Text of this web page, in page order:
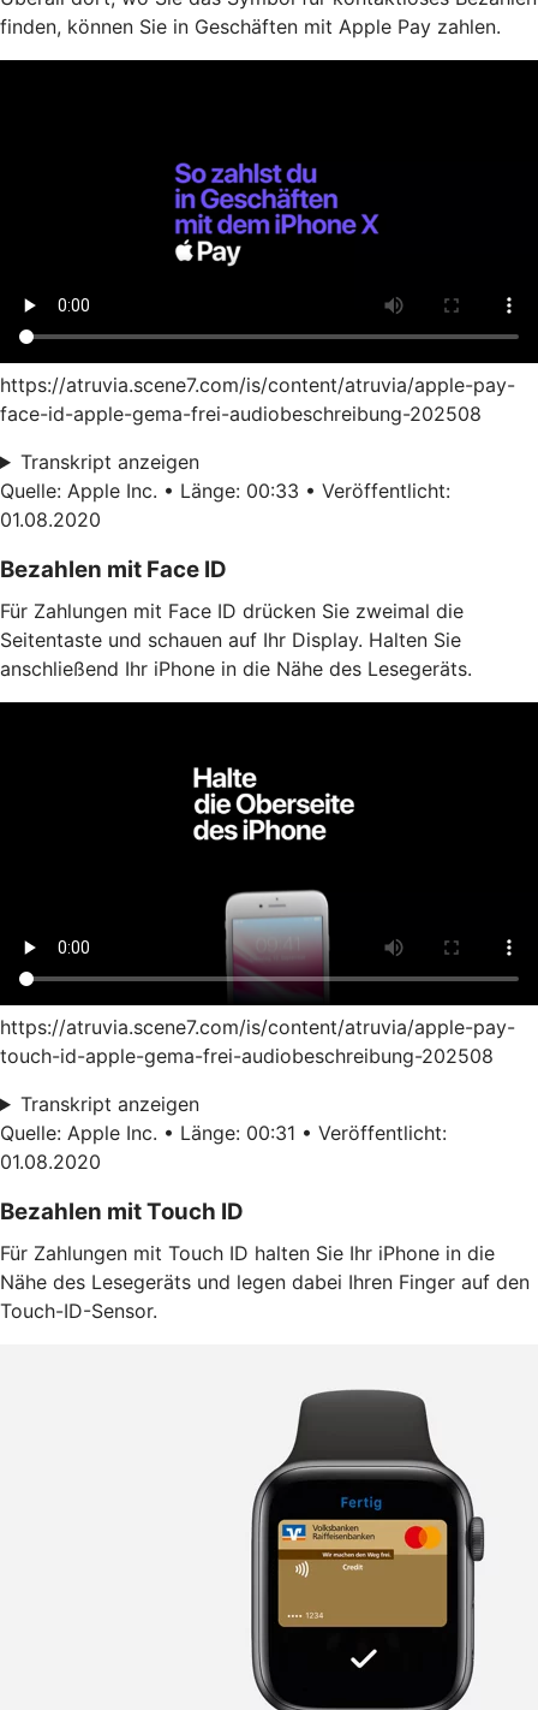
finden, können Sie in Geschäften mit Apple Pay zahlen.
https://atruvia.scene7.com/is/content/atruvia/apple-pay-
face-id-apple-gema-frei-audiobeschreibung-202508
Transkript anzeigen
Quelle: Apple Inc. • Länge: 00:33 • Veröffentlicht:
01.08.2020
Bezahlen mit Face ID
Für Zahlungen mit Face ID drücken Sie zweimal die
Seitentaste und schauen auf Ihr Display. Halten Sie
anschließend Ihr iPhone in die Nähe des Lesegeräts.
https://atruvia.scene7.com/is/content/atruvia/apple-pay-
touch-id-apple-gema-frei-audiobeschreibung-202508
Transkript anzeigen
Quelle: Apple Inc. • Länge: 00:31 • Veröffentlicht:
01.08.2020
Bezahlen mit Touch ID
Für Zahlungen mit Touch ID halten Sie Ihr iPhone in die
Nähe des Lesegeräts und legen dabei Ihren Finger auf den
Touch-ID-Sensor.